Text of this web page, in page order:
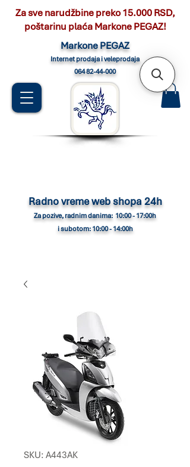
Markone PEGAZ
Internet prodaja i veleprodaja
064 82-44-000
Radno vreme web shopa 24h
Za pozive, radnim danima: 10:00 - 17:00h
i subotom: 10:00 - 14:00h
Za sve narudžbine preko 15.000 RSD,
poštarinu plaća Markone PEGAZ!
SKU: A443AK